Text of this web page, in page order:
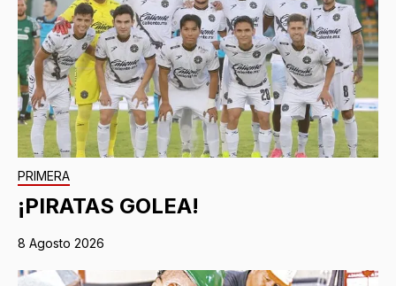
PRIMERA
¡PIRATAS GOLEA!
8 Agosto 2026